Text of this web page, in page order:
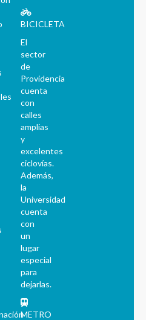
BICICLETA
El
sector
de
Providencia
cuenta
con
calles
amplias
y
excelentes
ciclovías.
Además,
la
Universidad
cuenta
con
un
lugar
especial
para
dejarlas.
METRO